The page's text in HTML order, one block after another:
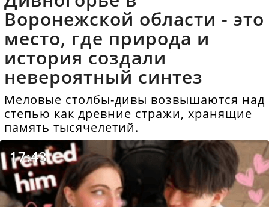
Воронежской области - это
место, где природа и
история создали
невероятный синтез
Меловые столбы-дивы возвышаются над
степью как древние стражи, хранящие
память тысячелетий.
17:43